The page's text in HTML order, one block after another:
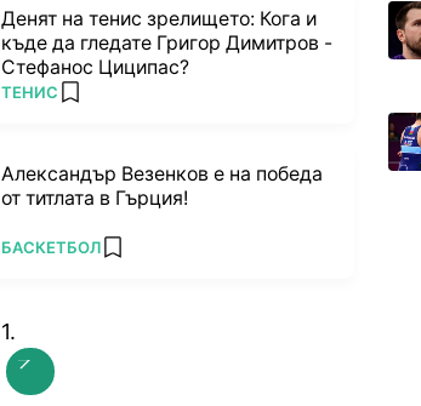
Денят на тенис зрелището: Кога и
къде да гледате Григор Димитров -
Стефанос Циципас?
ПОВЕЧЕ ОТ
ТЕНИС add favorites
Александър Везенков е на победа
от титлата в Гърция!
ПОВЕЧЕ ОТ
БАСКЕТБОЛ add favorites